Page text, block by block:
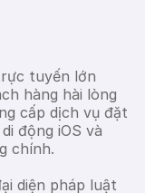
tuyến lớn
hàng hài lòng
cấp dịch vụ đặt
động iOS và
chính.
diện pháp luật